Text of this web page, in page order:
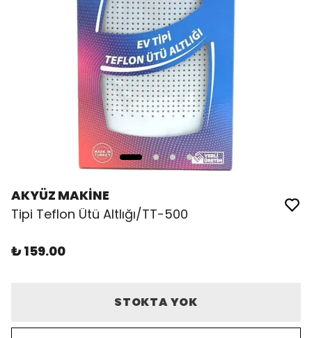
AKYÜZ MAKİNE
Tipi Teflon Ütü Altlığı/TT-500
₺ 159.00
STOKTA YOK